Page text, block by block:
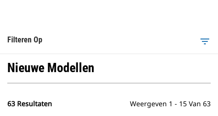
Filteren Op filter_list
Nieuwe Modellen
63 Resultaten Weergeven 1 - 15 Van 63